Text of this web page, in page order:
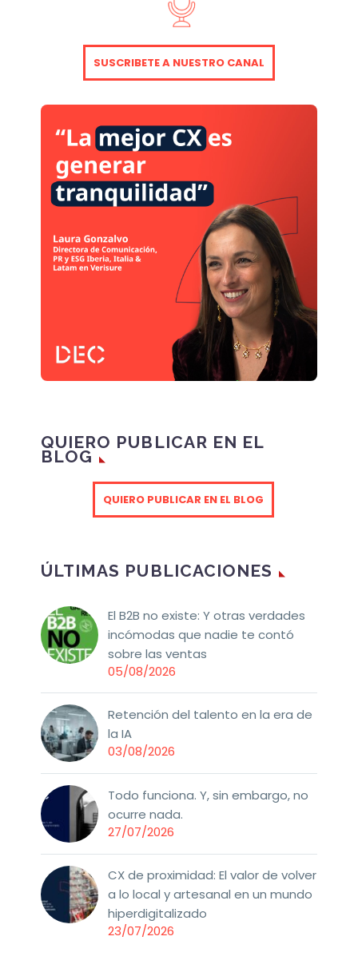
SUSCRIBETE A NUESTRO CANAL
QUIERO PUBLICAR EN EL
BLOG
QUIERO PUBLICAR EN EL BLOG
ÚLTIMAS PUBLICACIONES
El B2B no existe: Y otras verdades
incómodas que nadie te contó
sobre las ventas
05/08/2026
Retención del talento en la era de
la IA
03/08/2026
Todo funciona. Y, sin embargo, no
ocurre nada.
27/07/2026
CX de proximidad: El valor de volver
a lo local y artesanal en un mundo
hiperdigitalizado
23/07/2026